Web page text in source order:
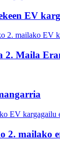
EV
2. Maila
2. mailako